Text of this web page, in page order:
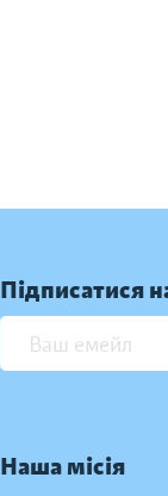
Підписатися
Наша місія